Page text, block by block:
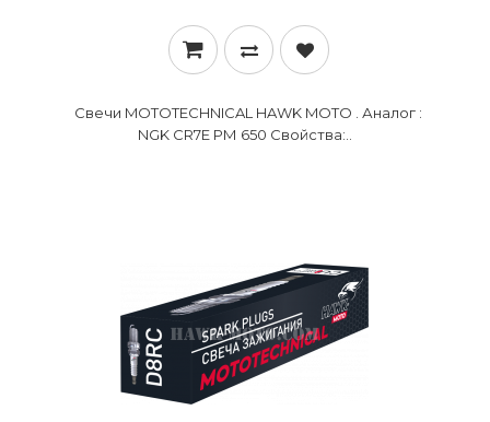
Свечи MOTOTECHNICAL HAWK MOTO . Аналог :
NGK CR7E РМ 650 Свойства:..